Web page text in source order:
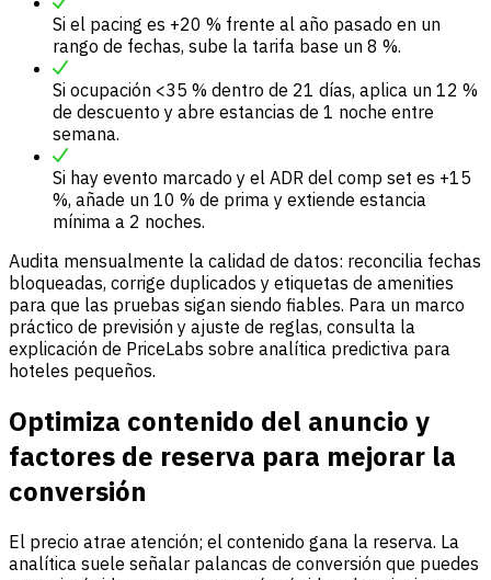
Si el pacing es +20 % frente al año pasado en un
rango de fechas, sube la tarifa base un 8 %.
Si ocupación <35 % dentro de 21 días, aplica un 12 %
de descuento y abre estancias de 1 noche entre
semana.
Si hay evento marcado y el ADR del comp set es +15
%, añade un 10 % de prima y extiende estancia
mínima a 2 noches.
Audita mensualmente la calidad de datos: reconcilia fechas
bloqueadas, corrige duplicados y etiquetas de amenities
para que las pruebas sigan siendo fiables. Para un marco
práctico de previsión y ajuste de reglas, consulta la
explicación de PriceLabs sobre analítica predictiva para
hoteles pequeños.
Optimiza contenido del anuncio y
factores de reserva para mejorar la
conversión
El precio atrae atención; el contenido gana la reserva. La
analítica suele señalar palancas de conversión que puedes